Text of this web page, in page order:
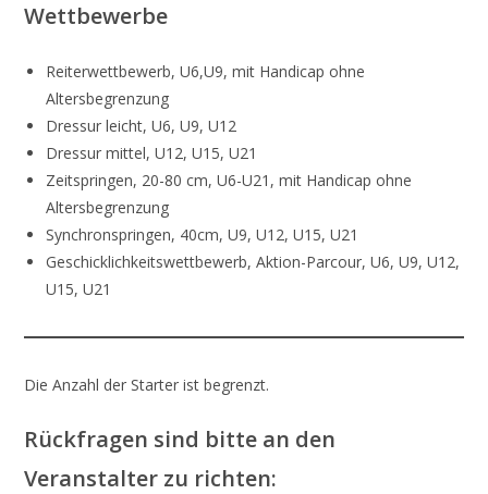
Wettbewerbe
Reiterwettbewerb, U6,U9, mit Handicap ohne
Altersbegrenzung
Dressur leicht, U6, U9, U12
Dressur mittel, U12, U15, U21
Zeitspringen, 20-80 cm, U6-U21, mit Handicap ohne
Altersbegrenzung
Synchronspringen, 40cm, U9, U12, U15, U21
Geschicklichkeitswettbewerb, Aktion-Parcour, U6, U9, U12,
U15, U21
Die Anzahl der Starter ist begrenzt.
Rückfragen sind bitte an den
Veranstalter zu richten: